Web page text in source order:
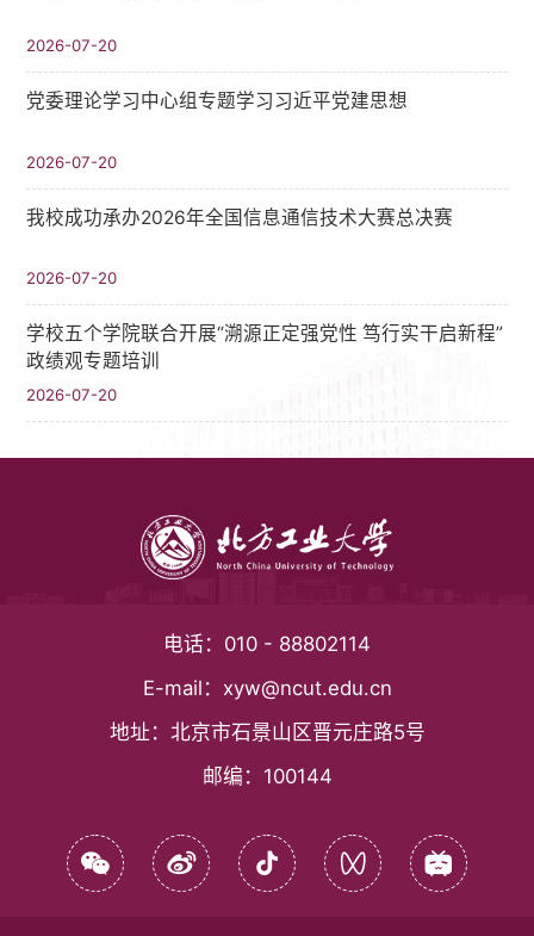
2026-07-20
党委理论学习中心组专题学习习近平党建思想
2026-07-20
我校成功承办2026年全国信息通信技术大赛总决赛
2026-07-20
学校五个学院联合开展“溯源正定强党性 笃行实干启新程”
政绩观专题培训
2026-07-20
电话： 010 - 88802114
E-mail： xyw@ncut.edu.cn
地址： 北京市石景山区晋元庄路5号
邮编： 100144